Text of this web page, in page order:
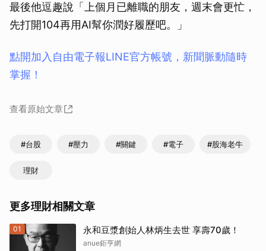
最後他逗趣說「上個月已離職的朋友，週末會更忙，
先打開104再用AI幫你潤好履歷吧。」
點開加入自由電子報LINE官方帳號，新聞脈動隨時
掌握！
查看原始文章
#台股 #壓力 #關鍵 #電子 #股海老牛
理財
更多理財相關文章
01 永和豆漿創始人林炳生去世 享壽70歲！
anue鉅亨網